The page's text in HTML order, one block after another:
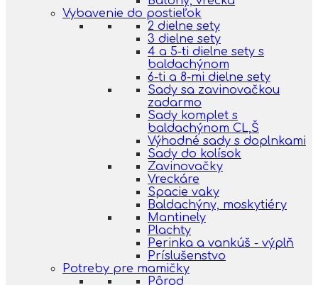
Vybavenie do postieľok
2 dielne sety
3 dielne sety
4 a 5-ti dielne sety s
baldachýnom
6-ti a 8-mi dielne sety
Sady sa zavinovačkou
zadarmo
Sady komplet s
baldachýnom CL,Š
Výhodné sady s doplnkami
Sady do kolísok
Zavinovačky
Vreckáre
Spacie vaky
Baldachýny, moskytiéry
Mantinely
Plachty
Perinka a vankúš - výplň
Príslušenstvo
Potreby pre mamičky
Pôrod